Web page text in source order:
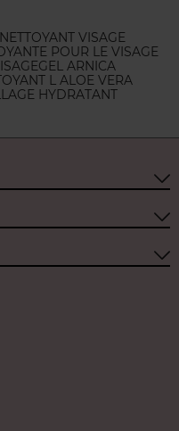
VISAGE
POUR LE VISAGE
GEL ARNICA
L ALOE VERA
HYDRATANT